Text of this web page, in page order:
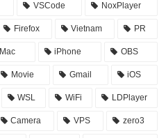
VSCode NoxPlayer
Firefox Vietnam PR
Mac iPhone OBS
Movie Gmail iOS
WSL WiFi LDPlayer
Camera VPS zero3